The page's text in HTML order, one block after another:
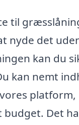
til
det
kan du
kan nemt
budget. Det